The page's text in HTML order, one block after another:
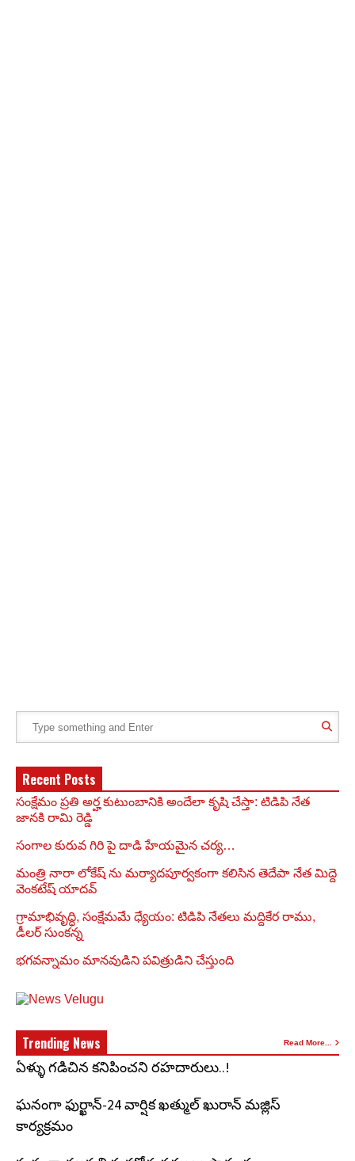
Recent Posts
సంక్షేమం ప్రతి అర్హ కుటుంబానికి అందేలా కృషి చేస్తా: టిడిపి నేత
జానకి రామి రెడ్డి
సంగాల కురువ గిరి పై దాడి హేయమైన చర్య…
మంత్రి నారా లోకేష్ ను మర్యాదపూర్వకంగా కలిసిన తెదేపా నేత మిద్దె
వెంకటేష్ యాదవ్
గ్రామాభివృద్ధి, సంక్షేమమే ధ్యేయం: టిడిపి నేతలు మద్దికేర రాము,
డీలర్ సుంకన్న
భగవన్నామం మానవుడిని పవిత్రుడిని చేస్తుంది
Trending News Read More...
ఏళ్ళు గడిచిన కనిపించని రహదారులు..!
ఘనంగా ఫుర్ఖాన్-24 వార్షిక ఖత్ముల్ ఖురాన్ మజ్లిస్
కార్యక్రమం